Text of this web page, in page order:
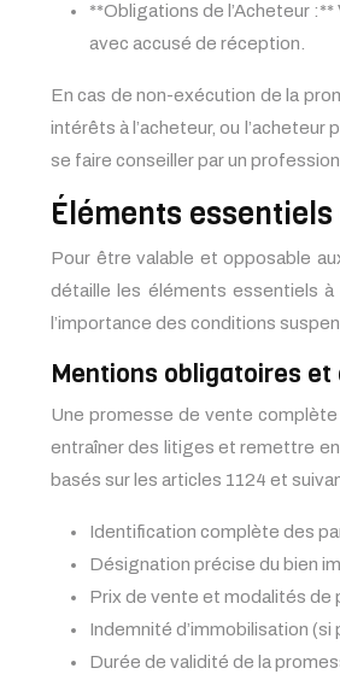
**Obligations de l’Acheteur
avec accusé de réception.
En cas de non-exécution de la
intérêts à l’acheteur, ou
se faire conseiller par un
Éléments essentiels
Pour être valable et opposable
détaille les éléments essentiels
l’importance des conditions
Mentions obligatoires
Une promesse de vente
entraîner des litiges et remettre
basés sur les articles 1124 et
Identification complète des
Désignation précise du bien
Prix de vente et modalités de
Indemnité d’immobilisation
Durée de validité de la